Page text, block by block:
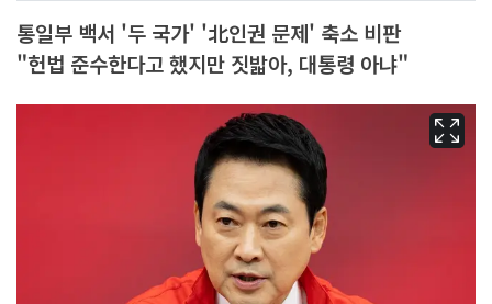
통일부 백서 '두 국가' '北인권 문제' 축소 비판
"헌법 준수한다고 했지만 짓밟아, 대통령 아냐"